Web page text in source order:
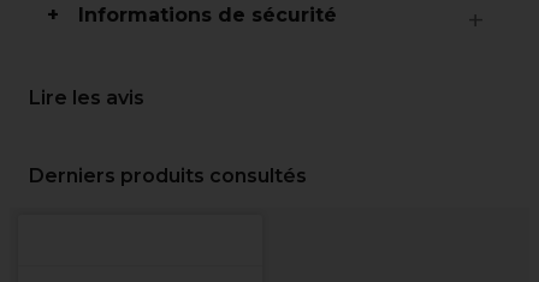
Informations de sécurité
Lire les avis
Derniers produits consultés